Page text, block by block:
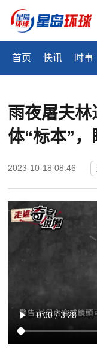
首页 快讯 时事
雨夜屠夫
体“标本”
2023-10-18 08:46